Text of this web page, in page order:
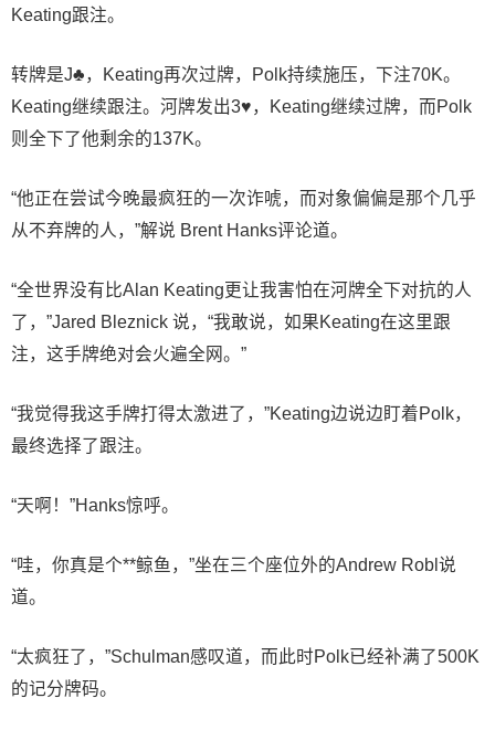
Keating跟注。
转牌是J♣，Keating再次过牌，Polk持续施压，下注70K。
Keating继续跟注。河牌发出3♥，Keating继续过牌，而Polk
则全下了他剩余的137K。
“他正在尝试今晚最疯狂的一次诈唬，而对象偏偏是那个几乎
从不弃牌的人，”解说 Brent Hanks评论道。
“全世界没有比Alan Keating更让我害怕在河牌全下对抗的人
了，”Jared Bleznick 说，“我敢说，如果Keating在这里跟
注，这手牌绝对会火遍全网。”
“我觉得我这手牌打得太激进了，”Keating边说边盯着Polk，
最终选择了跟注。
“天啊！”Hanks惊呼。
“哇，你真是个**鲸鱼，”坐在三个座位外的Andrew Robl说
道。
“太疯狂了，”Schulman感叹道，而此时Polk已经补满了500K
的记分牌码。